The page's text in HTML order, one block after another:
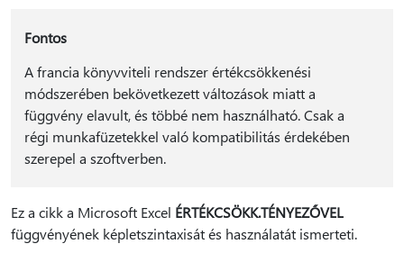
Fontos
A francia könyvviteli rendszer értékcsökkenési
módszerében bekövetkezett változások miatt a
függvény elavult, és többé nem használható. Csak a
régi munkafüzetekkel való kompatibilitás érdekében
szerepel a szoftverben.
Ez a cikk a Microsoft Excel ÉRTÉKCSÖKK.TÉNYEZŐVEL
függvényének képletszintaxisát és használatát ismerteti.